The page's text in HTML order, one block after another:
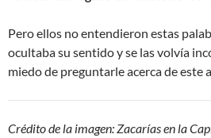
Pero ellos no entendieron estas
ocultaba su sentido y se las volvía
miedo de preguntarle acerca de este
Crédito de la imagen: Zacarías en la